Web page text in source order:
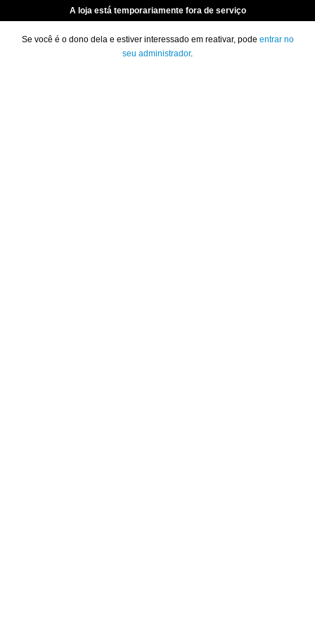
A loja está temporariamente fora de serviço
Se você é o dono dela e estiver interessado em reativar, pode entrar no
seu administrador.